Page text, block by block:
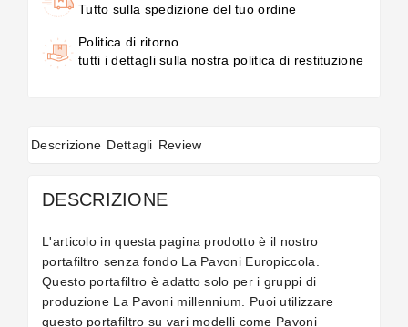
Tutto sulla spedizione del tuo ordine
Politica di ritorno
tutti i dettagli sulla nostra politica di restituzione
Descrizione Dettagli Review
DESCRIZIONE
L'articolo in questa pagina prodotto è il nostro
portafiltro senza fondo La Pavoni Europiccola.
Questo portafiltro è adatto solo per i gruppi di
produzione La Pavoni millennium. Puoi utilizzare
questo portafiltro su vari modelli come Pavoni